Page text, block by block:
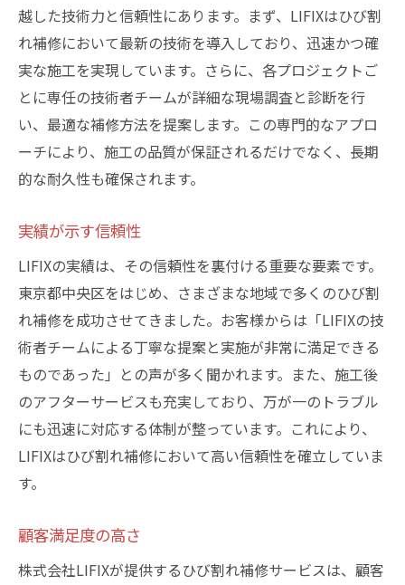
越した技術力と信頼性にあります。まず、LIFIXはひび割
れ補修において最新の技術を導入しており、迅速かつ確
実な施工を実現しています。さらに、各プロジェクトご
とに専任の技術者チームが詳細な現場調査と診断を行
い、最適な補修方法を提案します。この専門的なアプロ
ーチにより、施工の品質が保証されるだけでなく、長期
的な耐久性も確保されます。
実績が示す信頼性
LIFIXの実績は、その信頼性を裏付ける重要な要素です。
東京都中央区をはじめ、さまざまな地域で多くのひび割
れ補修を成功させてきました。お客様からは「LIFIXの技
術者チームによる丁寧な提案と実施が非常に満足できる
ものであった」との声が多く聞かれます。また、施工後
のアフターサービスも充実しており、万が一のトラブル
にも迅速に対応する体制が整っています。これにより、
LIFIXはひび割れ補修において高い信頼性を確立していま
す。
顧客満足度の高さ
株式会社LIFIXが提供するひび割れ補修サービスは、顧客